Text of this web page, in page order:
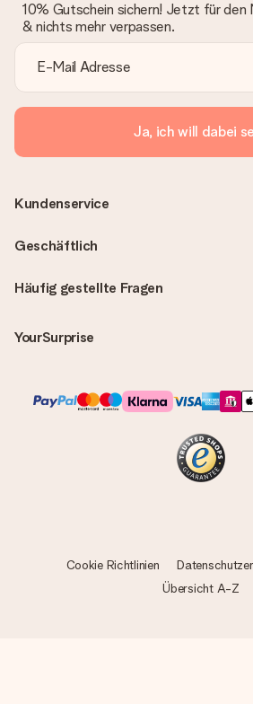
10% Gutschein sichern! Jetzt für den
& nichts mehr verpassen.
Ja, ich will dabei
Häufig gestellte Fragen
YourSurprise
Kundenservice
Geschäftlich
Cookie Richtlinien
Übersicht A-Z